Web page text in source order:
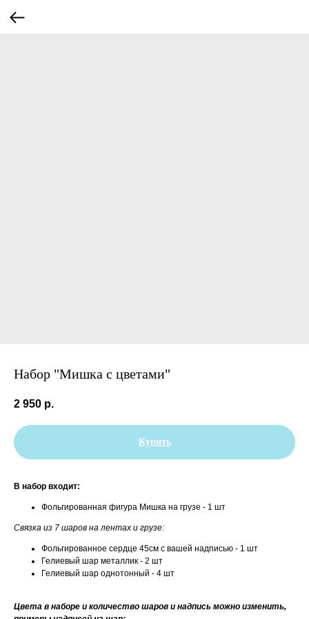
Набор "Мишка с цветами"
2 950 р.
Купить
В набор входит:
Фольгированная фигура Мишка на грузе - 1 шт
Связка из 7 шаров на лентах и грузе:
Фольгированное сердце 45см с вашей надписью - 1 шт
Гелиевый шар металлик - 2 шт
Гелиевый шар однотонный - 4 шт
Цвета в наборе и количество шаров и надпись можно изменить,